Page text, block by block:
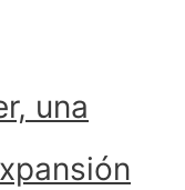
una